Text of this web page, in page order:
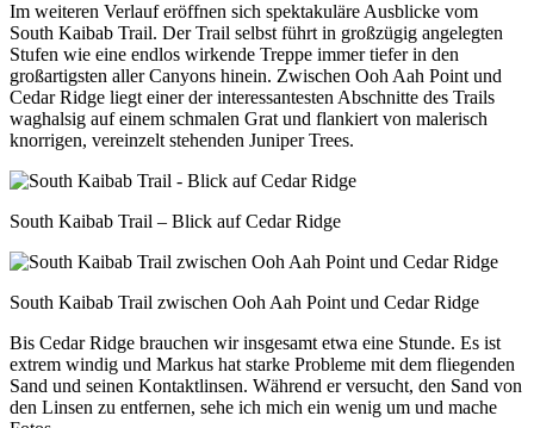
Im weiteren Verlauf eröffnen sich spektakuläre Ausblicke vom
South Kaibab Trail. Der Trail selbst führt in großzügig angelegten
Stufen wie eine endlos wirkende Treppe immer tiefer in den
großartigsten aller Canyons hinein. Zwischen Ooh Aah Point und
Cedar Ridge liegt einer der interessantesten Abschnitte des Trails
waghalsig auf einem schmalen Grat und flankiert von malerisch
knorrigen, vereinzelt stehenden Juniper Trees.
South Kaibab Trail – Blick auf Cedar Ridge
South Kaibab Trail zwischen Ooh Aah Point und Cedar Ridge
Bis Cedar Ridge brauchen wir insgesamt etwa eine Stunde. Es ist
extrem windig und Markus hat starke Probleme mit dem fliegenden
Sand und seinen Kontaktlinsen. Während er versucht, den Sand von
den Linsen zu entfernen, sehe ich mich ein wenig um und mache